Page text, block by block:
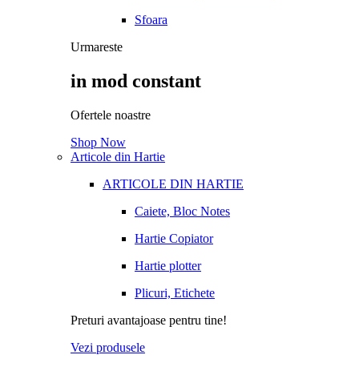
Sfoara
Urmareste
in mod constant
Ofertele noastre
Shop Now
Articole din Hartie
ARTICOLE DIN HARTIE
Caiete, Bloc Notes
Hartie Copiator
Hartie plotter
Plicuri, Etichete
Preturi avantajoase pentru tine!
Vezi produsele